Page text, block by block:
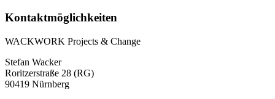
Kontaktmöglichkeiten
WACKWORK Projects & Change
Stefan Wacker
Roritzerstraße 28 (RG)
90419 Nürnberg